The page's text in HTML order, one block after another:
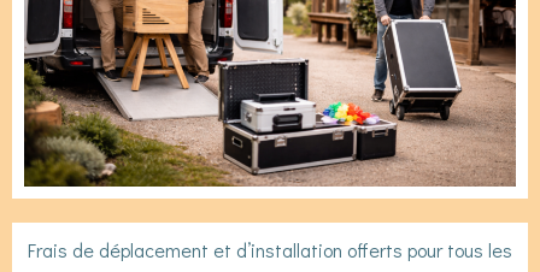
Frais de déplacement et d’installation offerts pour tous les